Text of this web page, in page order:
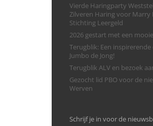
Vierde Haringparty
Zilveren Haring voor Marry
Stichting Leergeld
2026 gestart met een
Terugblik: Een inspirerende
Jumbo de Jong!
Terugblik ALV en bezoek
Gezocht lid PBO voor de
Werven
Schrijf je in voor de